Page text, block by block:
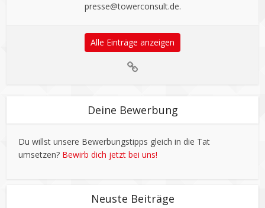
presse@towerconsult.de.
Alle Einträge anzeigen
Deine Bewerbung
Du willst unsere Bewerbungstipps gleich in die Tat
umsetzen? Bewirb dich jetzt bei uns!
Neuste Beiträge